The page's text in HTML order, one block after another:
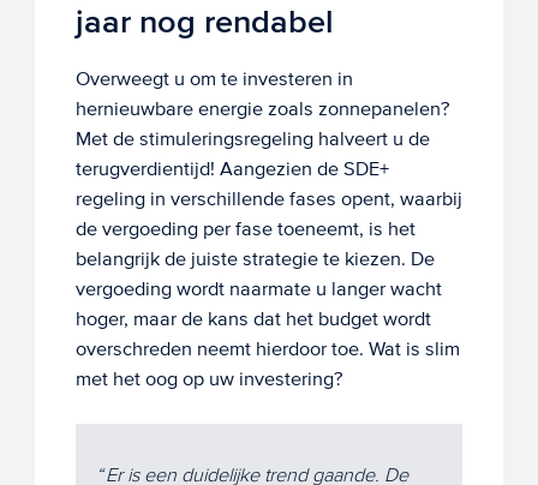
jaar nog rendabel
Overweegt u om te investeren in
hernieuwbare energie zoals zonnepanelen?
Met de stimuleringsregeling halveert u de
terugverdientijd! Aangezien de SDE+
regeling in verschillende fases opent, waarbij
de vergoeding per fase toeneemt, is het
belangrijk de juiste strategie te kiezen. De
vergoeding wordt naarmate u langer wacht
hoger, maar de kans dat het budget wordt
overschreden neemt hierdoor toe. Wat is slim
met het oog op uw investering?
Er is een duidelijke trend gaande. De